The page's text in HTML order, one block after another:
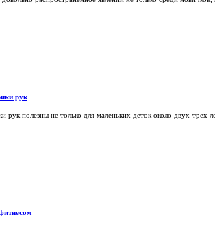
рук
рук полезны не только для маленьких деток около двух-трех